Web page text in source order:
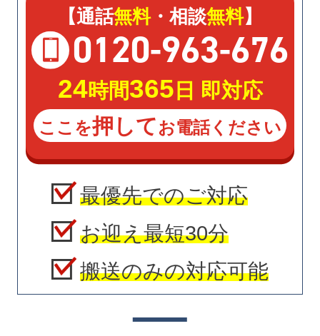
【通話無料・相談無料】
0120-963-676
24時間365 日 即対応
ここを押してお電話ください
最優先でのご対応
お迎え最短30分
搬送のみの対応可能